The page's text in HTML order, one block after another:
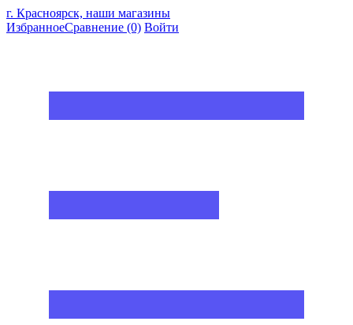
г. Красноярск, наши магазины
ИзбранноеСравнение (0) Войти